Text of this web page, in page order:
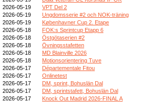
2026-05-19
VPT Del 2
2026-05-19
Ungdomsserie #2 och NOK-träning
2026-05-19
Københavner Cup 2. Etape
2026-05-18
FOK:s Sprintcup Etapp 6
2026-05-18
Östgötaserien #2
2026-05-18
Övningsstafetten
2026-05-18
MD Blainville 2026
2026-05-18
Motionsorientering Tuve
2026-05-17
Départementale Fitou
2026-05-17
Onlinetest
2026-05-17
DM, sprint, Bohuslän Dal
2026-05-17
DM, sprintstafett, Bohuslän Dal
2026-05-17
Knock Out Madrid 2026-FINAL A